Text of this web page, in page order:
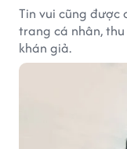
Tin vui cũng được
trang cá nhân,
khán giả.